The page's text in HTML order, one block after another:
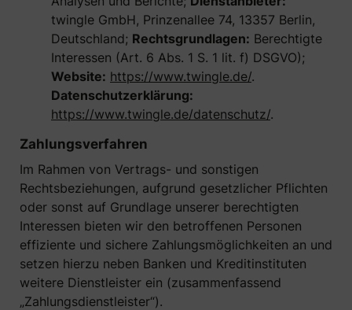
twingle GmbH, Prinzenallee 74, 13357 Berlin,
Deutschland; Rechtsgrundlagen: Berechtigte
Interessen (Art. 6 Abs. 1 S. 1 lit. f) DSGVO);
Website: https://www.twingle.de/.
Datenschutzerklärung:
https://www.twingle.de/datenschutz/.
Zahlungsverfahren
Im Rahmen von Vertrags- und sonstigen
Rechtsbeziehungen, aufgrund gesetzlicher Pflichten
oder sonst auf Grundlage unserer berechtigten
Interessen bieten wir den betroffenen Personen
effiziente und sichere Zahlungsmöglichkeiten an und
setzen hierzu neben Banken und Kreditinstituten
weitere Dienstleister ein (zusammenfassend
„Zahlungsdienstleister“).